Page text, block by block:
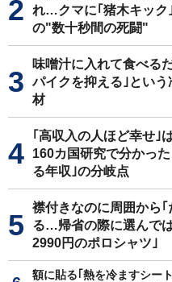
れ…クマに｢猪木キック
の"数十秒間の死闘"
味噌汁に入れて食べる
パイクを抑える｣とい
材
｢高収入の人ほど幸せ｣
160カ国研究で分かっ
る年収｣の分岐点
襟付きなのに周囲から
る…帰省の際に選んで
2990円のポロシャツ｣
額に貼る｢熱を冷ますシー